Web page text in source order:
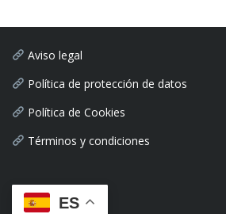
Aviso legal
Política de protección de datos
Política de Cookies
Términos y condiciones
ES